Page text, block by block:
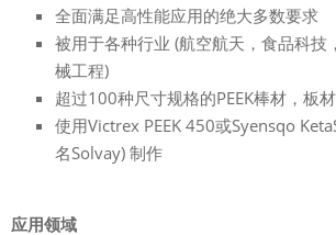
全面满足高性能应用的绝大多数要求
被用于各种行业 (航空航天，食品科技
械工程)
超过100种尺寸规格的PEEK棒材，板
使用Victrex PEEK 450或Syensqo
名Solvay) 制作
应用领域